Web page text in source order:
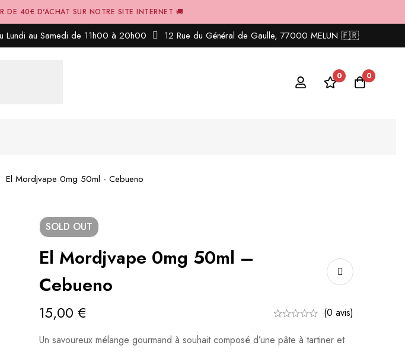
DE 40€ D'ACHAT SUR NOTRE SITE INTERNET 🚚
Lundi au Samedi de 11h00 à 20h00 12 Rue du Général de Gaulle, 77000 MELUN 🇫🇷
0 0
El Mordjvape 0mg 50ml - Cebueno
SOLD OUT
El Mordjvape 0mg 50ml –
Cebueno
15,00 €
(0 avis)
Un savoureux mélange gourmand à souhait composé d’une pâte à tartiner et